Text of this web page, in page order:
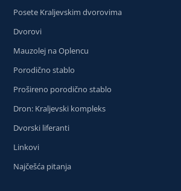
Posete Kraljevskim dvorovima
Dvorovi
Mauzolej na Oplencu
Porodično stablo
Prošireno porodično stablo
Dron: Kraljevski kompleks
Dvorski liferanti
Linkovi
Najčešća pitanja